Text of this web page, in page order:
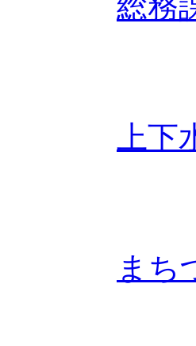
総務
上下
まち